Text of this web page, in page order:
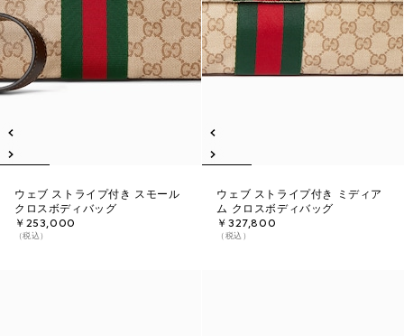
ウェブ ストライプ付き スモール
クロスボディバッグ
￥253,000
（税込）
ウェブ ストライプ付き ミディア
ム クロスボディバッグ
￥327,800
（税込）